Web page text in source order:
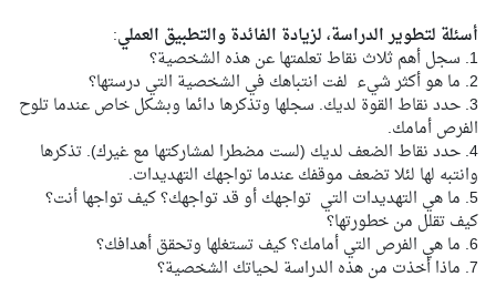
أسئلة لتطوير الدراسة، لزيادة الفائدة والتطبيق العملي:
1. سجل أهم ثلاث نقاط تعلمتها عن هذه الشخصية؟
2. ما هو أكثر شيء لفت انتباهك في الشخصية التي درستها؟
3. حدد نقاط القوة لديك. سجلها وتذكرها دائما وبشكل خاص عندما تلوح
الفرص أمامك.
4. حدد نقاط الضعف لديك (لست مضطرا لمشاركتها مع غيرك). تذكرها
وانتبه لها لئلا تضعف موقفك عندما تواجهك التهديدات.
5. ما هي التهديدات التي تواجهك أو قد تواجهك؟ كيف تواجها أنت؟
كيف تقلل من خطورتها؟
6. ما هي الفرص التي أمامك؟ كيف تستغلها وتحقق أهدافك؟
7. ماذا أخذت من هذه الدراسة لحياتك الشخصية؟